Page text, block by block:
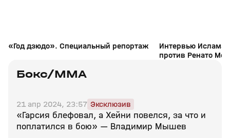
«Год дзюдо». Специальный репортаж
Интервью Ислама
против Ренато
Бокс/MMA
21 апр 2024, 23:57 Эксклюзив
«Гарсия блефовал, а Хейни повелся, за что и
поплатился в бою» — Владимир Мышев